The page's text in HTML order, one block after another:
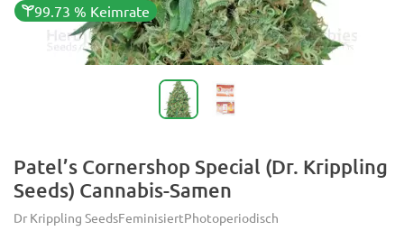
99.73 % Keimrate
Patel’s Cornershop Special (Dr. Krippling
Seeds) Cannabis-Samen
Dr Krippling SeedsFeminisiertPhotoperiodisch